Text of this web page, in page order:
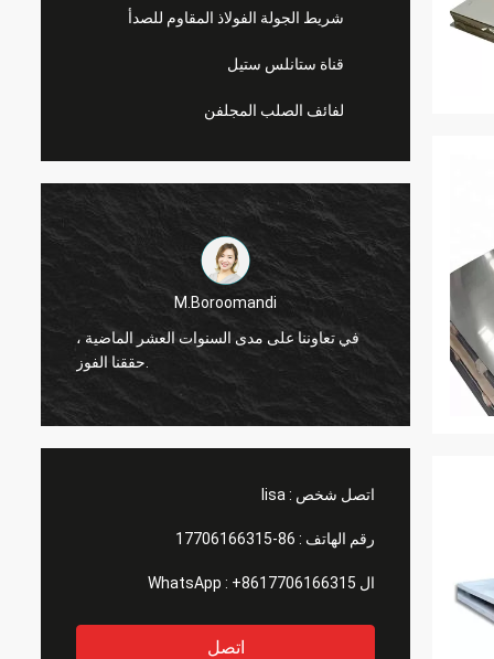
شريط الجولة الفولاذ المقاوم للصدأ
قناة ستانلس ستيل
لفائف الصلب المجلفن
M.Boroomandi
في تعاوننا على مدى السنوات العشر الماضية ،
،
اتصل شخص : lisa
رقم الهاتف : 86-17706166315
ال WhatsApp : +8617706166315
اتصل